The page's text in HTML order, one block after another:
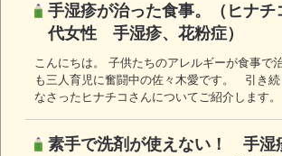
手湿疹が治った食事。（ヒナ
代女性 手湿疹、花粉症）
こんにちは。 子供たちのアレルギーが食事で
も三人育児に奮闘中の佐々木愛です。 引き
なさったヒナチコさんについてご紹介します
素手で洗剤が使えない！ 手湿